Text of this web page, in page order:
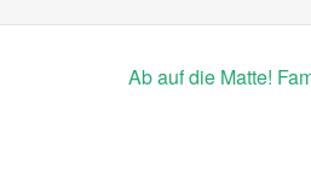
Ab auf die Matte!